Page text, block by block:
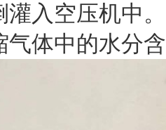
灌入空压机中
气体中的水分